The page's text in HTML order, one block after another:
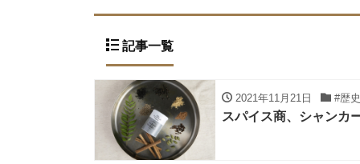
記事一覧
2021年11月21日 #歴史
スパイス商、シャンカ